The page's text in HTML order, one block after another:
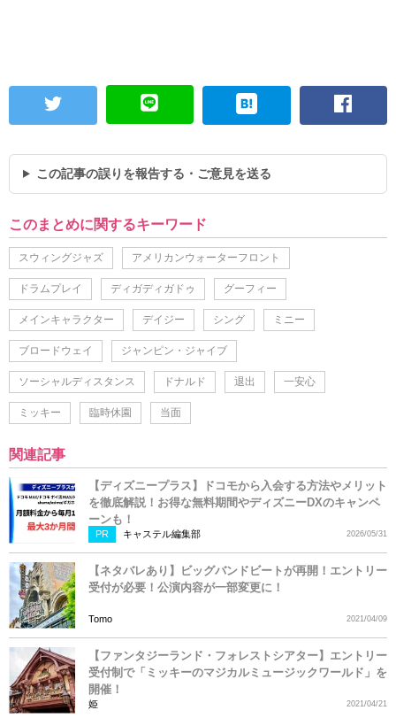
この記事の誤りを報告する・ご意見を送る
このまとめに関するキーワード
スウィングジャズ アメリカンウォーターフロント
ドラムプレイ ディガディガドゥ グーフィー
メインキャラクター デイジー シング ミニー
ブロードウェイ ジャンピン・ジャイブ
ソーシャルディスタンス ドナルド 退出 一安心
ミッキー 臨時休園 当面
関連記事
【ディズニープラス】ドコモから入会する方法やメリット
を徹底解説！お得な無料期間やディズニーDXのキャンペ
ーンも！
PR キャステル編集部 2026/05/31
【ネタバレあり】ビッグバンドビートが再開！エントリー
受付が必要！公演内容が一部変更に！
Tomo 2021/04/09
【ファンタジーランド・フォレストシアター】エントリー
受付制で「ミッキーのマジカルミュージックワールド」を
開催！
姫 2021/04/21